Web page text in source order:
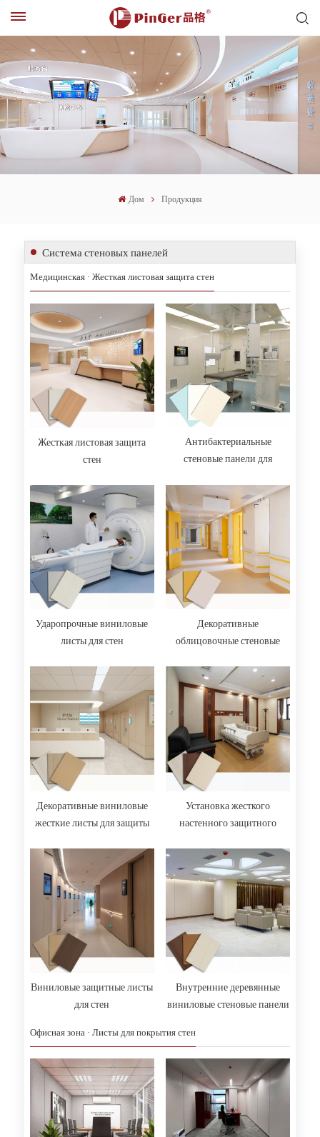
Дом Продукция
Система стеновых панелей
Медицинская · Жесткая листовая защита стен
Жесткая листовая защита
стен
Антибактериальные
стеновые панели для
эффективность и
гигиеничность
Ударопрочные виниловые
листы для стен
Декоративные
облицовочные стеновые
плесени, для больничных
палат и коридоров.
Декоративные виниловые
жесткие листы для защиты
гигиеничные, под дерево,
для больниц.
Установка жесткого
настенного защитного
Виниловые защитные листы
для стен
Внутренние деревянные
виниловые стеновые панели
Офисная зона · Листы для покрытия стен